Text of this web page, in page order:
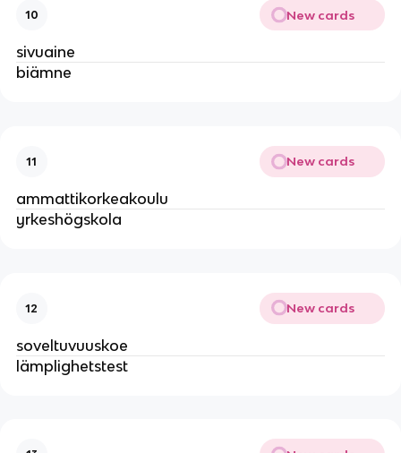
10 New cards
sivuaine
biämne
11 New cards
ammattikorkeakoulu
yrkeshögskola
12 New cards
soveltuvuuskoe
lämplighetstest